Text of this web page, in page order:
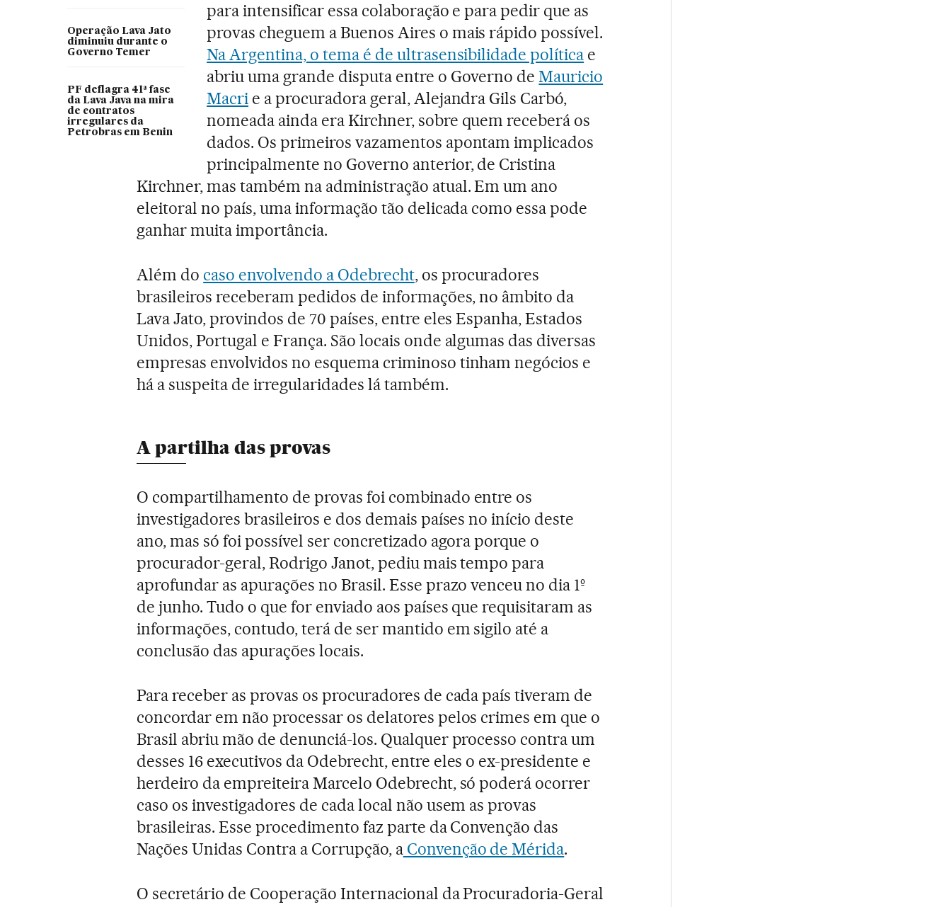
Operação Lava Jato
diminuiu durante o
Governo Temer
PF deflagra 41ª fase
da Lava Java na mira
de contratos
irregulares da
Petrobras em Benin
para intensificar essa colaboração e para pedir que as
provas cheguem a Buenos Aires o mais rápido possível.
Na Argentina, o tema é de ultrasensibilidade política e
abriu uma grande disputa entre o Governo deMauricio
Macri e a procuradora geral, Alejandra Gils Carbó,
nomeada ainda era Kirchner, sobre quem receberá os
dados. Os primeiros vazamentos apontam implicados
principalmente no Governo anterior, de Cristina
Kirchner, mas também na administração atual. Em um ano
eleitoral no país, uma informação tão delicada como essa pode
ganhar muita importância.
Além do caso envolvendo a Odebrecht, os procuradores
brasileiros receberam pedidos de informações, no âmbito da
Lava Jato, provindos de 70 países, entre eles Espanha, Estados
Unidos, Portugal e França. São locais onde algumas das diversas
empresas envolvidos no esquema criminoso tinham negócios e
há a suspeita de irregularidades lá também.
A partilha das provas
O compartilhamento de provas foi combinado entre os
investigadores brasileiros e dos demais países no início deste
ano, mas só foi possível ser concretizado agora porque o
procurador-geral, Rodrigo Janot, pediu mais tempo para
aprofundar as apurações no Brasil. Esse prazo venceu no dia 1º
de junho. Tudo o que for enviado aos países que requisitaram as
informações, contudo, terá de ser mantido em sigilo até a
conclusão das apurações locais.
Para receber as provas os procuradores de cada país tiveram de
concordar em não processar os delatores pelos crimes em que o
Brasil abriu mão de denunciá-los. Qualquer processo contra um
desses 16 executivos da Odebrecht, entre eles o ex-presidente e
herdeiro da empreiteira Marcelo Odebrecht, só poderá ocorrer
caso os investigadores de cada local não usem as provas
brasileiras. Esse procedimento faz parte da Convenção das
Nações Unidas Contra a Corrupção, aConvenção de Mérida.
O secretário de Cooperação Internacional da Procuradoria-Geral